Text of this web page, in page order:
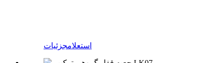
استعلامجزئیات